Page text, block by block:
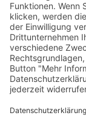
Entdecken Sie
und
verfügbar.